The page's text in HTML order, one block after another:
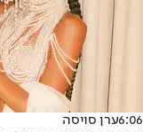
6:06ערן סויסה